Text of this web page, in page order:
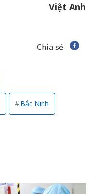
Việt Anh
Chia sẻ
Bắc Ninh